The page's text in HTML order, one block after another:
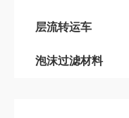
层流转运车
泡沫过滤材料